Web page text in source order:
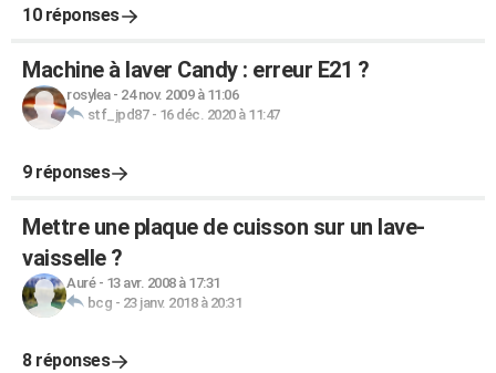
10 réponses
Machine à laver Candy : erreur E21 ?
rosylea- 24 nov. 2009 à 11:06
stf_jpd87- 16 déc. 2020 à 11:47
9 réponses
Mettre une plaque de cuisson sur un lave-
vaisselle ?
Auré- 13 avr. 2008 à 17:31
bcg - 23 janv. 2018 à 20:31
8 réponses